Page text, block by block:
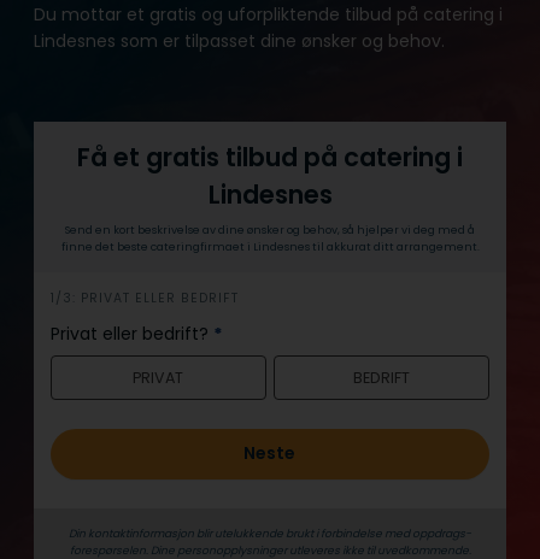
Du mottar et gratis og uforpliktende tilbud på catering i
Lindesnes som er tilpasset dine ønsker og behov.
Få et gratis tilbud på catering i
Lindesnes
Send en kort beskrivelse av dine ønsker og behov, så hjelper vi deg med å
finne det beste cateringfirmaet i Lindesnes til akkurat ditt arrangement.
h
e
r
1/3: PRIVAT ELLER BEDRIFT
Privat eller bedrift? *
PRIVAT BEDRIFT
Neste
Din kontaktinformasjon blir utelukkende brukt i forbindelse med oppdrags­
forespørselen. Dine person­­opplysninger utleveres ikke til uvedkommende.